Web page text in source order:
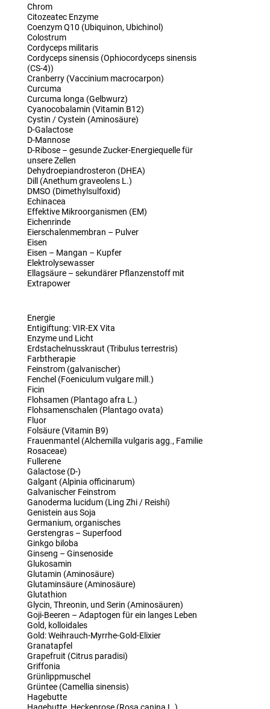
Chrom
Citozeatec Enzyme
Coenzym Q10 (Ubiquinon, Ubichinol)
Colostrum
Cordyceps militaris
Cordyceps sinensis (Ophiocordyceps sinensis
(CS-4))
Cranberry (Vaccinium macrocarpon)
Curcuma
Curcuma longa (Gelbwurz)
Cyanocobalamin (Vitamin B12)
Cystin / Cystein (Aminosäure)
D-Galactose
D-Mannose
D-Ribose – gesunde Zucker-Energiequelle für
unsere Zellen
Dehydroepiandrosteron (DHEA)
Dill (Anethum graveolens L.)
DMSO (Dimethylsulfoxid)
Echinacea
Effektive Mikroorganismen (EM)
Eichenrinde
Eierschalenmembran – Pulver
Eisen
Eisen – Mangan – Kupfer
Elektrolysewasser
Ellagsäure – sekundärer Pflanzenstoff mit
Extrapower
Energie
Entigiftung: VIR-EX Vita
Enzyme und Licht
Erdstachelnusskraut (Tribulus terrestris)
Farbtherapie
Feinstrom (galvanischer)
Fenchel (Foeniculum vulgare mill.)
Ficin
Flohsamen (Plantago afra L.)
Flohsamenschalen (Plantago ovata)
Fluor
Folsäure (Vitamin B9)
Frauenmantel (Alchemilla vulgaris agg., Familie
Rosaceae)
Fullerene
Galactose (D-)
Galgant (Alpinia officinarum)
Galvanischer Feinstrom
Ganoderma lucidum (Ling Zhi / Reishi)
Genistein aus Soja
Germanium, organisches
Gerstengras – Superfood
Ginkgo biloba
Ginseng – Ginsenoside
Glukosamin
Glutamin (Aminosäure)
Glutaminsäure (Aminosäure)
Glutathion
Glycin, Threonin, und Serin (Aminosäuren)
Goji-Beeren – Adaptogen für ein langes Leben
Gold, kolloidales
Gold: Weihrauch-Myrrhe-Gold-Elixier
Granatapfel
Grapefruit (Citrus paradisi)
Griffonia
Grünlippmuschel
Grüntee (Camellia sinensis)
Hagebutte